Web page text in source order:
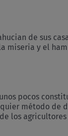
de sus
miseria y el
pocos
método
los